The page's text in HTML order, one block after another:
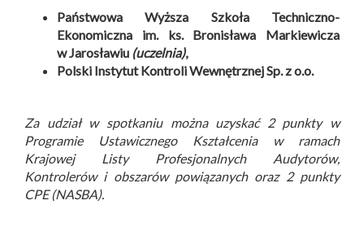
Państwowa Wyższa Szkoła Techniczno-
Ekonomiczna im. ks. Bronisława Markiewicza
w Jarosławiu (uczelnia),
Polski Instytut Kontroli Wewnętrznej Sp. z o.o.
Za udział w spotkaniu można uzyskać 2 punkty w
Programie Ustawicznego Kształcenia w ramach
Krajowej Listy Profesjonalnych Audytorów,
Kontrolerów i obszarów powiązanych oraz 2 punkty
CPE (NASBA).